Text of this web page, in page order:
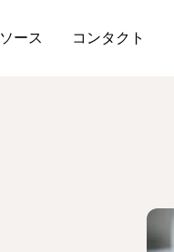
ース コンタクト